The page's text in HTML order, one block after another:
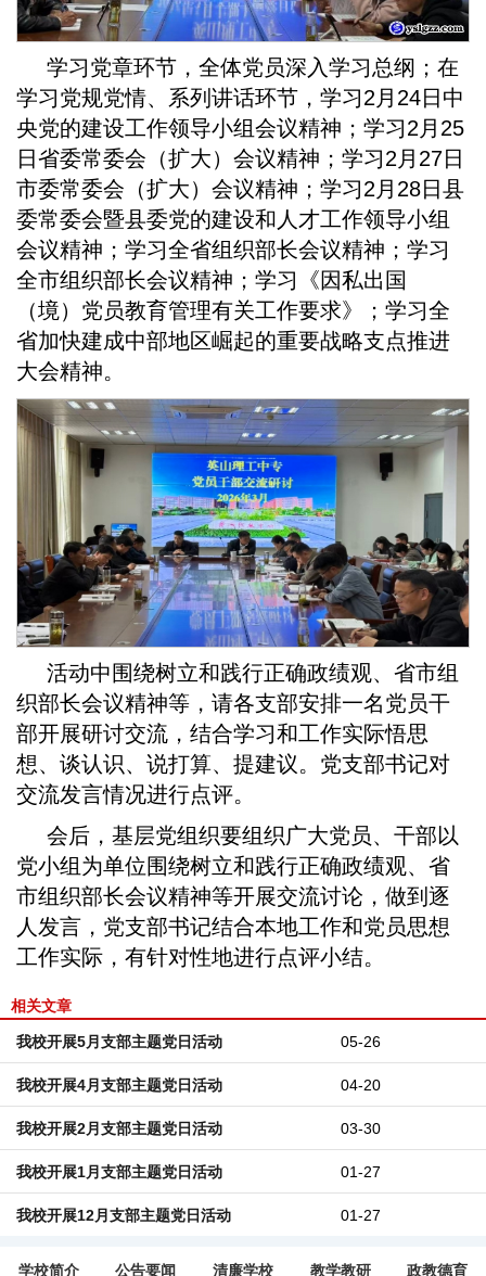
学习党章环节，全体党员深入学习总纲；在
学习党规党情、系列讲话环节，学习2月24日中
央党的建设工作领导小组会议精神；学习2月25
日省委常委会（扩大）会议精神；学习2月27日
市委常委会（扩大）会议精神；学习2月28日县
委常委会暨县委党的建设和人才工作领导小组
会议精神；学习全省组织部长会议精神；学习
全市组织部长会议精神；学习《因私出国
（境）党员教育管理有关工作要求》；学习全
省加快建成中部地区崛起的重要战略支点推进
大会精神。
活动中围绕树立和践行正确政绩观、省市组
织部长会议精神等，请各支部安排一名党员干
部开展研讨交流，结合学习和工作实际悟思
想、谈认识、说打算、提建议。党支部书记对
交流发言情况进行点评。
会后，基层党组织要组织广大党员、干部以
党小组为单位围绕树立和践行正确政绩观、省
市组织部长会议精神等开展交流讨论，做到逐
人发言，党支部书记结合本地工作和党员思想
工作实际，有针对性地进行点评小结。
相关文章
05-26
我校开展5月支部主题党日活动
04-20
我校开展4月支部主题党日活动
03-30
我校开展2月支部主题党日活动
01-27
我校开展1月支部主题党日活动
01-27
我校开展12月支部主题党日活动
学校简介 公告要闻 清廉学校 教学教研 政教德育